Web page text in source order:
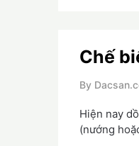
Chế
By
Hiện nay
(nướng